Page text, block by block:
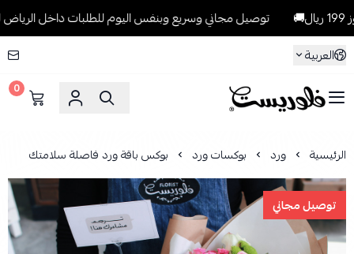
توصيل مجاني وسريع وبنفس اليوم للطلبات داخل الرياض للطلبات التي
العربية
فلوريست Florist
0
الرئيسية ورد بوكسات ورد بوكس باقة ورد فاصلة سلامتك
توصيل مجاني